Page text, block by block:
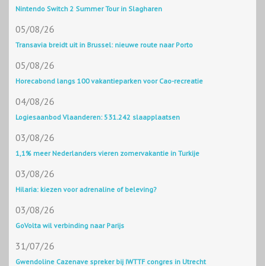
Nintendo Switch 2 Summer Tour in Slagharen
05/08/26
Transavia breidt uit in Brussel: nieuwe route naar Porto
05/08/26
Horecabond langs 100 vakantieparken voor Cao-recreatie
04/08/26
Logiesaanbod Vlaanderen: 531.242 slaapplaatsen
03/08/26
1,1% meer Nederlanders vieren zomervakantie in Turkije
03/08/26
Hilaria: kiezen voor adrenaline of beleving?
03/08/26
GoVolta wil verbinding naar Parijs
31/07/26
Gwendoline Cazenave spreker bij IWTTF congres in Utrecht